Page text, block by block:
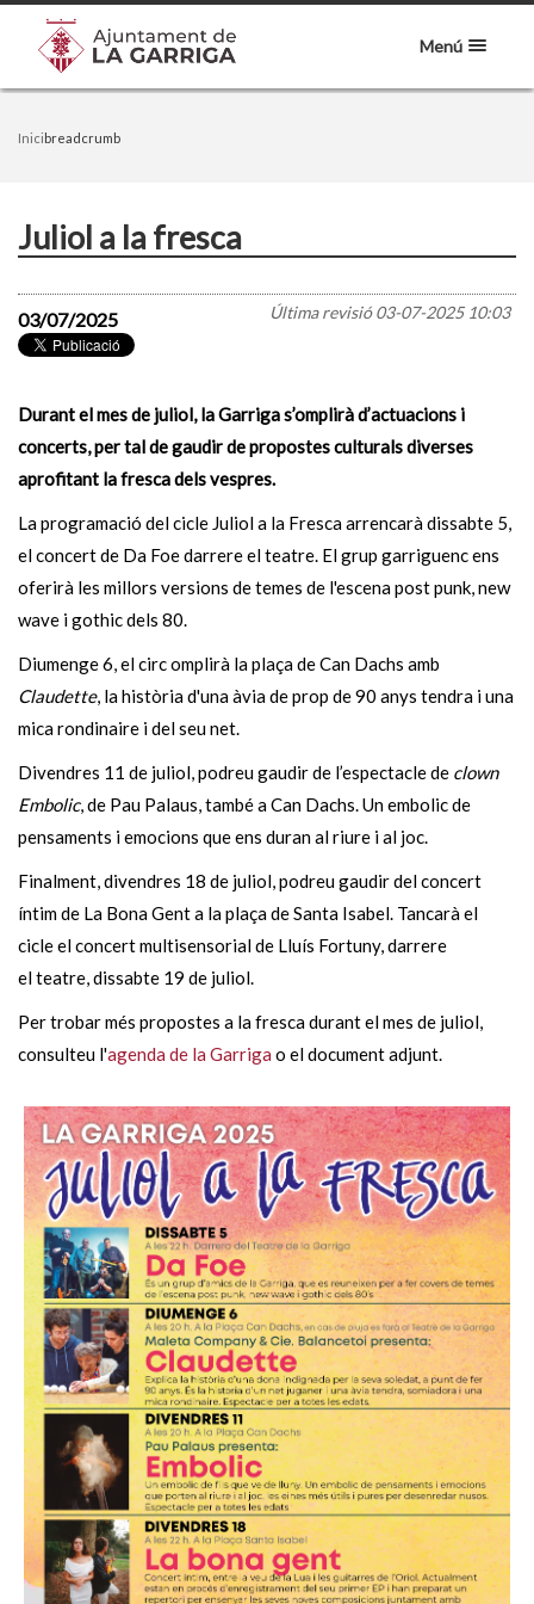
Menú
Inicibreadcrumb
Juliol a la fresca
Última revisió03-07-2025 10:03
03/07/2025
Durant el mes de juliol, la Garriga s’omplirà d’actuacions i
concerts, per tal de gaudir de propostes culturals diverses
aprofitant la fresca dels vespres.
La programació del cicle Juliol a la Fresca arrencarà dissabte 5,
el concert de Da Foe darrere el teatre. El grup garriguenc ens
oferirà les millors versions de temes de l'escena post punk, new
wave i gothic dels 80.
Diumenge 6, el circ omplirà la plaça de Can Dachs amb
Claudette, la història d'una àvia de prop de 90 anys tendra i una
mica rondinaire i del seu net.
Divendres 11 de juliol, podreu gaudir de l’espectacle de clown
Embolic, de Pau Palaus, també a Can Dachs. Un embolic de
pensaments i emocions que ens duran al riure i al joc.
Finalment, divendres 18 de juliol, podreu gaudir del concert
íntim de La Bona Gent a la plaça de Santa Isabel. Tancarà el
cicle el concert multisensorial de Lluís Fortuny, darrere
el teatre, dissabte 19 de juliol.
Per trobar més propostes a la fresca durant el mes de juliol,
consulteu l'agenda de la Garriga o el document adjunt.